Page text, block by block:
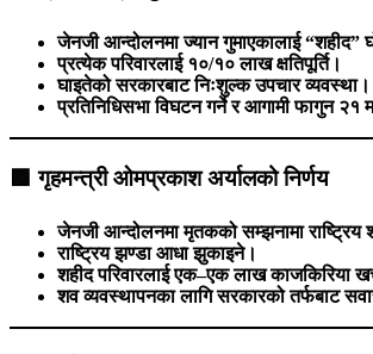
जेनजी आन्दोलनमा ज्यान गुमाएकालाई “शहीद”
प्रत्येक परिवारलाई १०/१० लाख क्षतिपूर्ति।
घाइतेको सरकारबाट निःशुल्क उपचार व्यवस्था।
प्रतिनिधिसभा विघटन गर्ने र आगामी फागुन २१ मा
🟩गृहमन्त्री ओमप्रकाश अर्यालको निर्णय
जेनजी आन्दोलनमा मृतकको सम्झनामा राष्ट्रिय
राष्ट्रिय झण्डा आधा झुकाइने।
शहीद परिवारलाई एक–एक लाख काजकिरिया
शव व्यवस्थापनका लागि सरकारको तर्फबाट